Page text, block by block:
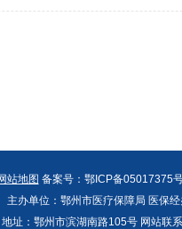
站地图 备案号：鄂ICP备05017375
主办单位：鄂州市医疗保障局 医保
地址：鄂州市滨湖南路105号 网站